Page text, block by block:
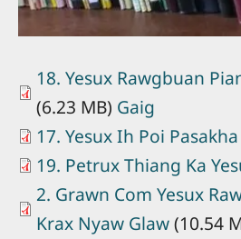
18. Yesux Rawgbuan
(6.23 MB) Gaig
17. Yesux Ih Poi Pasakha
19. Petrux Thiang Ka
2. Grawn Com Yesux
Krax Nyaw Glaw(10.54